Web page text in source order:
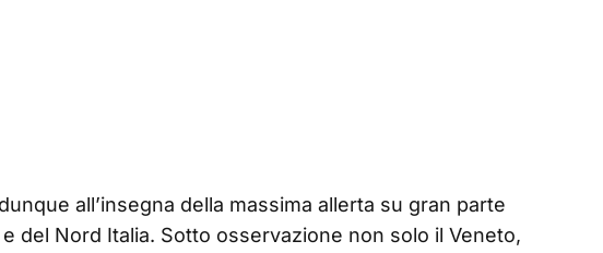
all’insegna della massima allerta su gran parte
del Nord Italia. Sotto osservazione non solo il Veneto,